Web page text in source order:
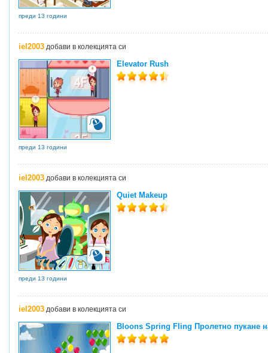
преди 13 години
iel2003 добави в колекцията си
Elevator Rush
преди 13 години
iel2003 добави в колекцията си
Quiet Makeup
преди 13 години
iel2003 добави в колекцията си
Bloons Spring Fling Пролетно пукане